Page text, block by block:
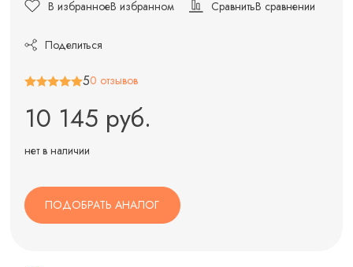
В избранноеВ избранном СравнитьВ сравнении
Поделиться
50 отзывов
10 145 руб.
нет в наличии
ПОДОБРАТЬ АНАЛОГ